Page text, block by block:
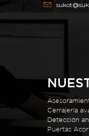
Cerrajería
Detección
Puertas